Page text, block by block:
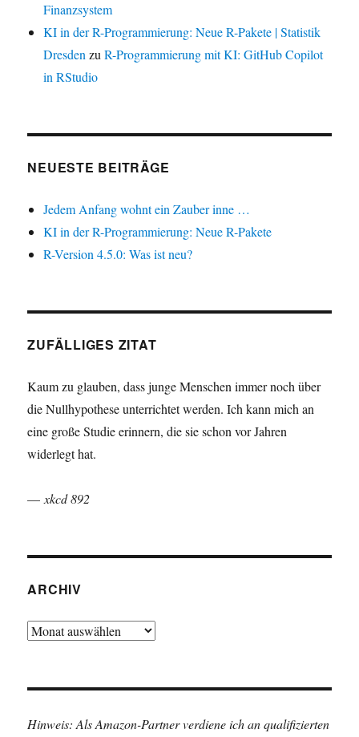
Finanzsystem
KI in der R-Programmierung: Neue R-Pakete | Statistik
DresdenzuR-Programmierung mit KI: GitHub Copilot
in RStudio
NEUESTE BEITRÄGE
Jedem Anfang wohnt ein Zauber inne …
KI in der R-Programmierung: Neue R-Pakete
R-Version 4.5.0: Was ist neu?
ZUFÄLLIGES ZITAT
Kaum zu glauben, dass junge Menschen immer noch über
die Nullhypothese unterrichtet werden. Ich kann mich an
eine große Studie erinnern, die sie schon vor Jahren
widerlegt hat.
—xkcd 892
ARCHIV
Archiv
Hinweis: Als Amazon-Partner verdiene ich an qualifizierten